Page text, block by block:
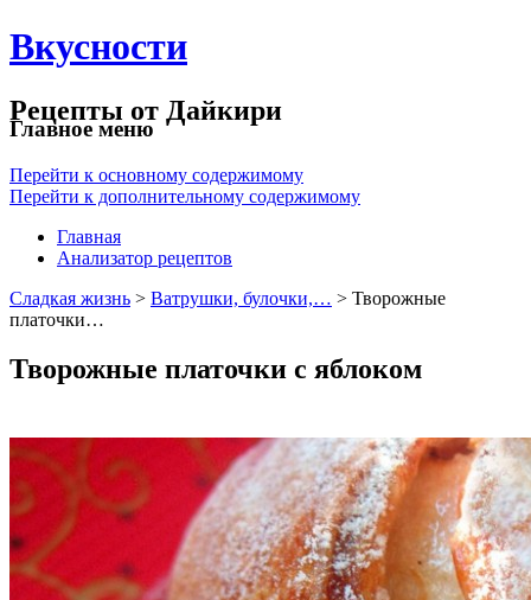
Вкусности
Рецепты от Дайкири
Главное меню
Перейти к основному содержимому
Перейти к дополнительному содержимому
Главная
Анализатор рецептов
Сладкая жизнь > Ватрушки, булочки,… > Творожные
платочки…
Творожные платочки с яблоком